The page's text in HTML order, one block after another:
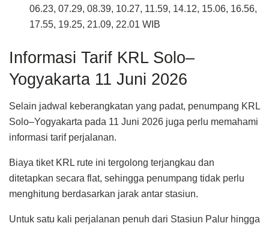
06.23, 07.29, 08.39, 10.27, 11.59, 14.12, 15.06, 16.56,
17.55, 19.25, 21.09, 22.01 WIB
Informasi Tarif KRL Solo–
Yogyakarta 11 Juni 2026
Selain jadwal keberangkatan yang padat, penumpang KRL
Solo–Yogyakarta pada 11 Juni 2026 juga perlu memahami
informasi tarif perjalanan.
Biaya tiket KRL rute ini tergolong terjangkau dan
ditetapkan secara flat, sehingga penumpang tidak perlu
menghitung berdasarkan jarak antar stasiun.
Untuk satu kali perjalanan penuh dari Stasiun Palur hingga